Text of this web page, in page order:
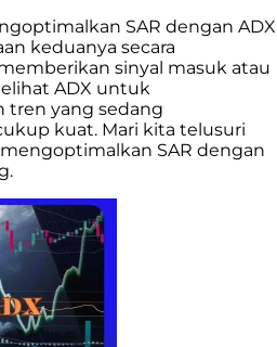
SAR dengan ADX
keduanya secara
sinyal masuk atau
ADX untuk
tren yang sedang
kuat. Mari kita telusuri
SAR dengan